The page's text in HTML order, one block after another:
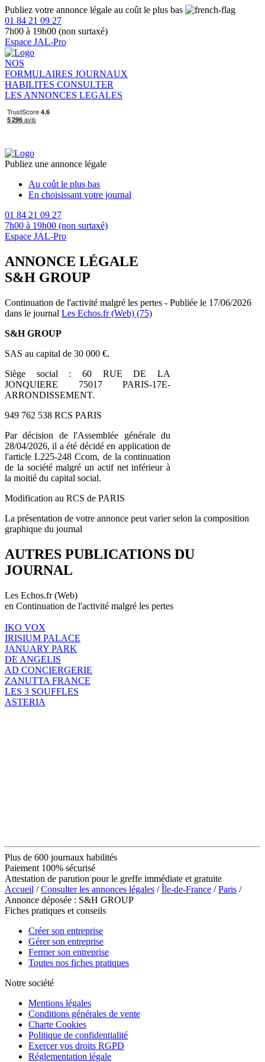
Publiez votre annonce légale au coût le plus bas
01 84 21 09 27
7h00 à 19h00 (non surtaxé)
Espace JAL-Pro
NOS
FORMULAIRES JOURNAUX
HABILITES CONSULTER
LES ANNONCES LEGALES
Publiez une annonce légale
Au coût le plus bas
En choisissant votre journal
01 84 21 09 27
7h00 à 19h00 (non surtaxé)
Espace JAL-Pro
ANNONCE LÉGALE
S&H GROUP
Continuation de l'activité malgré les pertes - Publiée le 17/06/2026
dans le journal Les Echos.fr (Web) (75)
S&H GROUP
SAS au capital de 30 000 €.
Siège social : 60 RUE DE LA
JONQUIERE 75017 PARIS-17E-
ARRONDISSEMENT.
949 762 538 RCS PARIS
Par décision de l'Assemblée générale du
28/04/2026, il a été décidé en application de
l'article L225-248 Ccom, de la continuation
de la société malgré un actif net inférieur à
la moitié du capital social.
Modification au RCS de PARIS
La présentation de votre annonce peut varier selon la composition
graphique du journal
AUTRES PUBLICATIONS DU
JOURNAL
Les Echos.fr (Web)
en Continuation de l'activité malgré les pertes
IKO VOX
IRISIUM PALACE
JANUARY PARK
DE ANGELIS
AD CONCIERGERIE
ZANUTTA FRANCE
LES 3 SOUFFLES
ASTERIA
Plus de 600 journaux habilités
Paiement 100% sécurisé
Attestation de parution pour le greffe immédiate et gratuite
Accueil /Consulter les annonces légales /Île-de-France /Paris /
Annonce déposée : S&H GROUP
Fiches pratiques et conseils
Créer son entreprise
Gérer son entreprise
Fermer son entreprise
Toutes nos fiches pratiques
Notre société
Mentions légales
Conditions générales de vente
Charte Cookies
Politique de confidentialité
Exercer vos droits RGPD
Réglementation légale